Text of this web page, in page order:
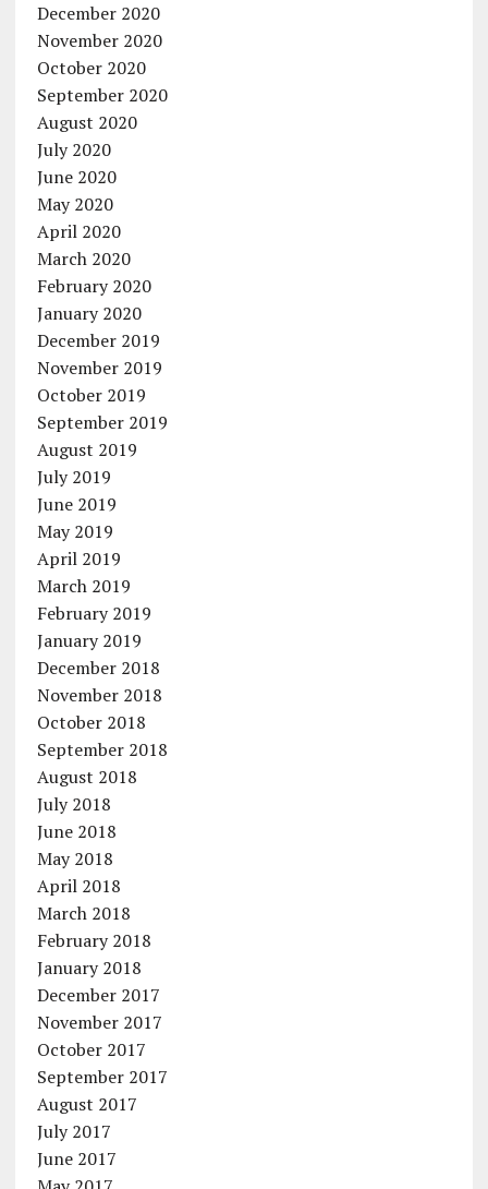
December 2020
November 2020
October 2020
September 2020
August 2020
July 2020
June 2020
May 2020
April 2020
March 2020
February 2020
January 2020
December 2019
November 2019
October 2019
September 2019
August 2019
July 2019
June 2019
May 2019
April 2019
March 2019
February 2019
January 2019
December 2018
November 2018
October 2018
September 2018
August 2018
July 2018
June 2018
May 2018
April 2018
March 2018
February 2018
January 2018
December 2017
November 2017
October 2017
September 2017
August 2017
July 2017
June 2017